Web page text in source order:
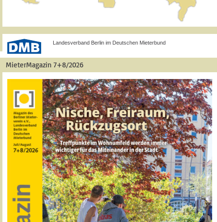
Landesverband Berlin im Deutschen Mieterbund
MieterMagazin 7+8/2026